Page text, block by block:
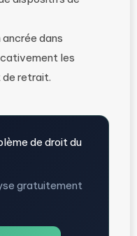
dans
les
retrait.
de droit du
gratuitement